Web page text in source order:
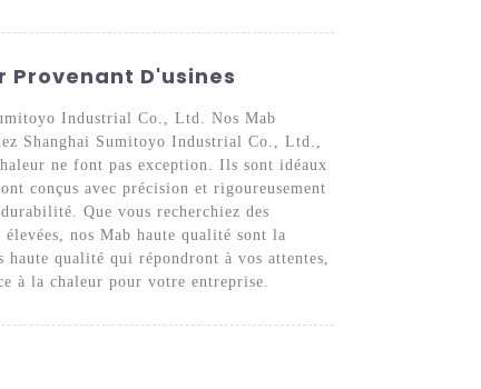
Provenant D'usines
Industrial Co., Ltd. Nos Mab
Shanghai Sumitoyo Industrial Co., Ltd.,
ne font pas exception. Ils sont idéaux
conçus avec précision et rigoureusement
Que vous recherchiez des
élevées, nos Mab haute qualité sont la
qualité qui répondront à vos attentes,
à la chaleur pour votre entreprise.